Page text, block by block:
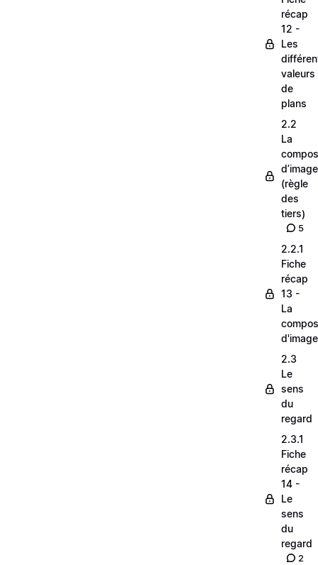
récap
12 -
Les
valeurs
de
plans
2.2
La
d’image
(règle
des
tiers)
5
2.2.1
Fiche
récap
13 -
La
d'image
2.3
Le
sens
du
regard
2.3.1
Fiche
récap
14 -
Le
sens
du
regard
2